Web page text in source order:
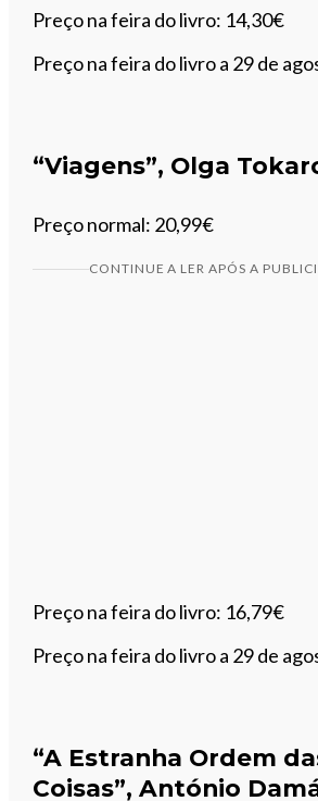
Preço na feira do livro: 14,30€
Preço na feira do livro a 29 de
“Viagens”, Olga
Preço normal: 20,99€
CONTINUE A LER APÓS A
Preço na feira do livro: 16,79€
Preço na feira do livro a 29 de
“A Estranha Ordem
Coisas”, António